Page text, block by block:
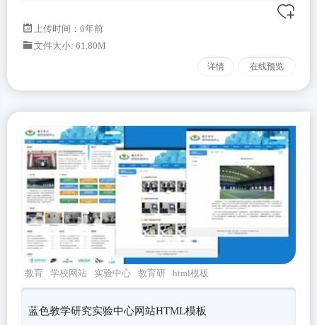
上传时间：6年前
文件大小: 61.80M
详情 在线预览
教育 学校网站 实验中心 教育研 html模板
蓝色教学研究实验中心网站HTML模板